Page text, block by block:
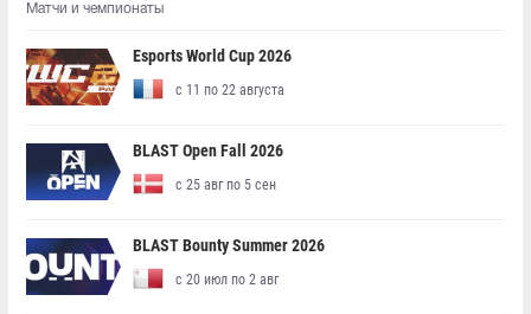
Матчи и чемпионаты
Esports World Cup 2026
с 11 по 22 августа
BLAST Open Fall 2026
с 25 авг по 5 сен
BLAST Bounty Summer 2026
с 20 июл по 2 авг